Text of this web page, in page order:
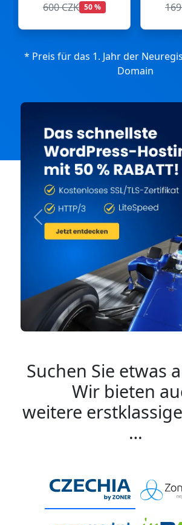
600 CZK 50 %
* Preis für das 1. Jahr der
Domain
Previous
Suchen Sie etwas
Wir bieten
weitere
…